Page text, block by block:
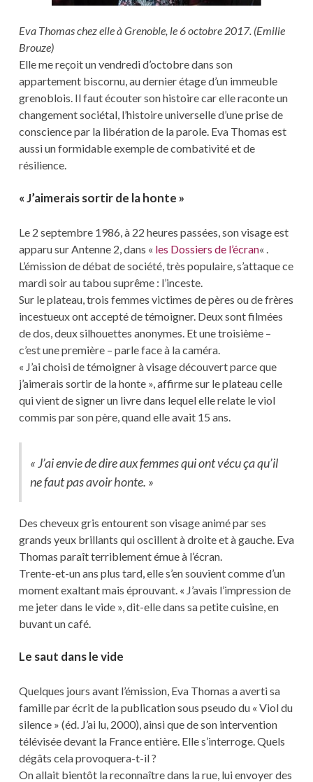
Eva Thomas chez elle à Grenoble, le 6 octobre 2017. (Emilie
Brouze)
Elle me reçoit un vendredi d’octobre dans son
appartement biscornu, au dernier étage d’un immeuble
grenoblois. Il faut écouter son histoire car elle raconte un
changement sociétal, l’histoire universelle d’une prise de
conscience par la libération de la parole. Eva Thomas est
aussi un formidable exemple de combativité et de
résilience.
« J’aimerais sortir de la honte »
Le 2 septembre 1986, à 22 heures passées, son visage est
apparu sur Antenne 2, dans « les Dossiers de l’écran« .
L’émission de débat de société, très populaire, s’attaque ce
mardi soir au tabou suprême : l’inceste.
Sur le plateau, trois femmes victimes de pères ou de frères
incestueux ont accepté de témoigner. Deux sont filmées
de dos, deux silhouettes anonymes. Et une troisième –
c’est une première – parle face à la caméra.
« J’ai choisi de témoigner à visage découvert parce que
j’aimerais sortir de la honte », affirme sur le plateau celle
qui vient de signer un livre dans lequel elle relate le viol
commis par son père, quand elle avait 15 ans.
« J’ai envie de dire aux femmes qui ont vécu ça qu’il
ne faut pas avoir honte. »
Des cheveux gris entourent son visage animé par ses
grands yeux brillants qui oscillent à droite et à gauche. Eva
Thomas paraît terriblement émue à l’écran.
Trente-et-un ans plus tard, elle s’en souvient comme d’un
moment exaltant mais éprouvant. « J’avais l’impression de
me jeter dans le vide », dit-elle dans sa petite cuisine, en
buvant un café.
Le saut dans le vide
Quelques jours avant l’émission, Eva Thomas a averti sa
famille par écrit de la publication sous pseudo du « Viol du
silence » (éd. J’ai lu, 2000), ainsi que de son intervention
télévisée devant la France entière. Elle s’interroge. Quels
dégâts cela provoquera-t-il ?
On allait bientôt la reconnaître dans la rue, lui envoyer des